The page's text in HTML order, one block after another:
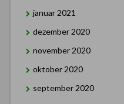
januar 2021
dezember 2020
november 2020
oktober 2020
september 2020